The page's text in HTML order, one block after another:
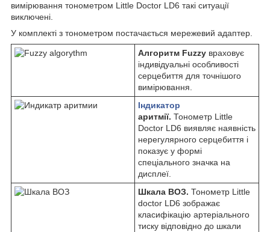
вимірювання тонометром Little Doctor LD6 такі ситуації
виключені.
У комплекті з тонометром постачається мережевий адаптер.
Алгоритм Fuzzy враховує
індивідуальні особливості
серцебиття для точнішого
вимірювання.
Індикатор
аритмії. Тонометр Little
Doctor LD6 виявляє наявність
нерегулярного серцебиття і
показує у формі
спеціального значка на
дисплеї.
Шкала ВОЗ. Тонометр Little
doctor LD6 зображає
класифікацію артеріального
тиску відповідно до шкали